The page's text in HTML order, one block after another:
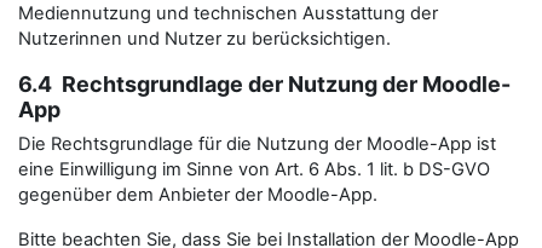
Mediennutzung und technischen Ausstattung der
Nutzerinnen und Nutzer zu berücksichtigen.
6.4 Rechtsgrundlage der Nutzung der Moodle-
App
Die Rechtsgrundlage für die Nutzung der Moodle-App ist
eine Einwilligung im Sinne von Art. 6 Abs. 1 lit. b DS-GVO
gegenüber dem Anbieter der Moodle-App.
Bitte beachten Sie, dass Sie bei Installation der Moodle-App